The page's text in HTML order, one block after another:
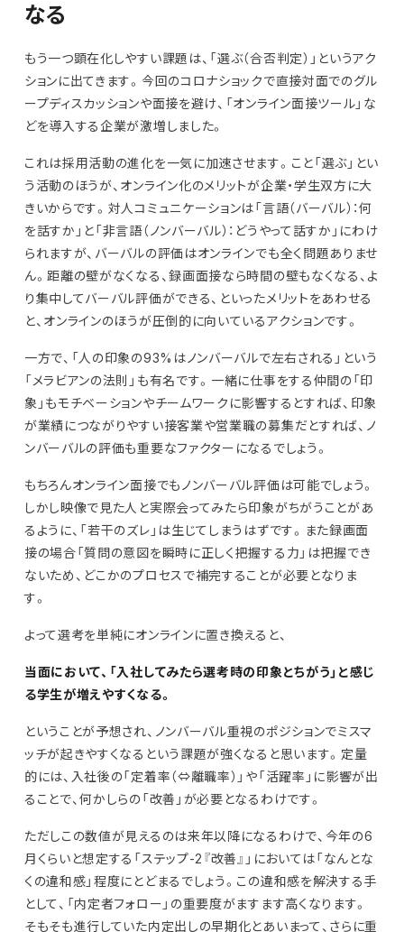
なる
もう一つ顕在化しやすい課題は、「選ぶ（合否判定）」というアク
ションに出てきます。今回のコロナショックで直接対面でのグル
ープディスカッションや面接を避け、「オンライン面接ツール」な
どを導入する企業が激増しました。
これは採用活動の進化を一気に加速させます。こと「選ぶ」とい
う活動のほうが、オンライン化のメリットが企業・学生双方に大
きいからです。対人コミュニケーションは「言語（バーバル）：何
を話すか」と「非言語（ノンバーバル）：どうやって話すか」にわけ
られますが、バーバルの評価はオンラインでも全く問題ありませ
ん。距離の壁がなくなる、録画面接なら時間の壁もなくなる、よ
り集中してバーバル評価ができる、といったメリットをあわせる
と、オンラインのほうが圧倒的に向いているアクションです。
一方で、「人の印象の93%はノンバーバルで左右される」という
「メラビアンの法則」も有名です。一緒に仕事をする仲間の「印
象」もモチベーションやチームワークに影響するとすれば、印象
が業績につながりやすい接客業や営業職の募集だとすれば、ノ
ンバーバルの評価も重要なファクターになるでしょう。
もちろんオンライン面接でもノンバーバル評価は可能でしょう。
しかし映像で見た人と実際会ってみたら印象がちがうことがあ
るように、「若干のズレ」は生じてしまうはずです。また録画面
接の場合「質問の意図を瞬時に正しく把握する力」は把握でき
ないため、どこかのプロセスで補完することが必要となりま
す。
よって選考を単純にオンラインに置き換えると、
当面において、「入社してみたら選考時の印象とちがう」と感じ
る学生が増えやすくなる。
ということが予想され、ノンバーバル重視のポジションでミスマ
ッチが起きやすくなるという課題が強くなると思います。定量
的には、入社後の「定着率（⇔離職率）」や「活躍率」に影響が出
ることで、何かしらの「改善」が必要となるわけです。
ただしこの数値が見えるのは来年以降になるわけで、今年の6
月くらいと想定する「ステップ-2『改善』」においては「なんとな
くの違和感」程度にとどまるでしょう。この違和感を解決する手
として、「内定者フォロー」の重要度がますます高くなります。
そもそも進行していた内定出しの早期化とあいまって、さらに重